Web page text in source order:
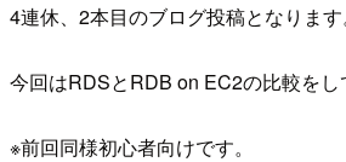
4連休、2本目のブログ投稿となります
今回はRDSとRDB on EC2の比較をし
※前回同様初心者向けです。